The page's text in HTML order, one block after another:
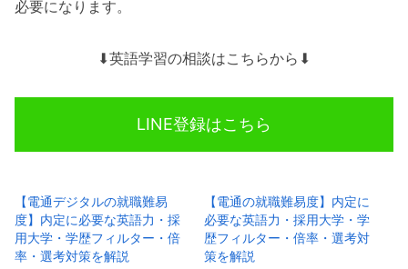
必要になります。
⬇︎英語学習の相談はこちらから⬇︎
LINE登録はこちら
【電通デジタルの就職難易
度】内定に必要な英語力・採
用大学・学歴フィルター・倍
率・選考対策を解説
【電通の就職難易度】内定に
必要な英語力・採用大学・学
歴フィルター・倍率・選考対
策を解説